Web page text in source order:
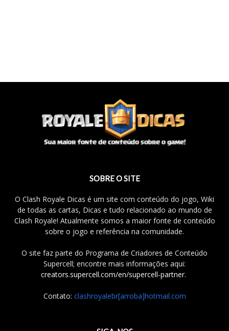
SOBRE O SITE
O Clash Royale Dicas é um site com conteúdo do jogo, Wiki
de todas as cartas, Dicas e tudo relacionado ao mundo de
Clash Royale! Atualmente somos a maior fonte de conteúdo
sobre o jogo e referência na comunidade.
O site faz parte do Programa de Criadores de Conteúdo
Supercell; encontre mais informações aqui:
creators.supercell.com/en/supercell-partner.
Contato: clashroyalebr[arroba]hotmail.com